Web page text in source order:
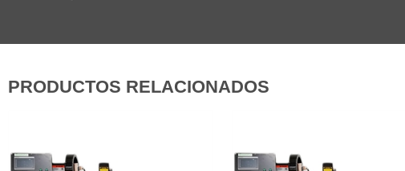
PRODUCTOS RELACIONADOS